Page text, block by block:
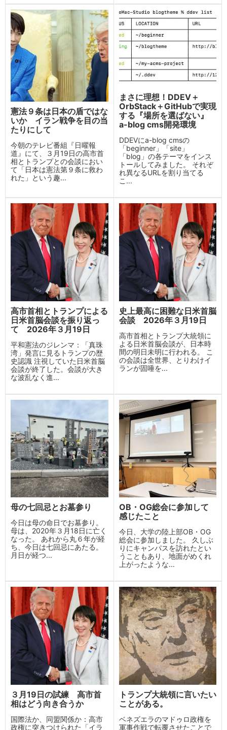
憲法９条は日本の盾ではな
いか イラン戦争を目の当
たりにして
今朝のテレビ番組『日曜報
道』にて、３月19日の高市首
相とトランプとの会談におい
て「日本は憲法第９条に救わ
れた」という趣...
まさに理想！DDEV＋
OrbStack＋GitHubで実現
する『場所を選ばない』
a-blog cms開発環境
DDEVにa-blog cmsの
「beginner」「site」
「blog」の各テーマをインス
トールしてみました。 それぞ
れ異なるURLを割り当てる
こ...
高市首相とトランプによる
日米首脳会談を振り返っ
て 2026年３月19日
平和憲法のジレンマ：「真珠
湾」発言に見るトランプの歴
史認識 注視していた日米首脳
会談が終了した。会談が大き
な波乱なく進...
史上最高に困難な日米首脳
会談 2026年３月19日
高市首相とトランプ大統領に
よる日米首脳会談が、日本時
間の明日未明に行われる。 こ
の会談は全世界、とりわけイ
ランが固唾を...
母の七回忌とお墓参り
今日は母の命日でお墓参り。
母は、2020年３月18日に亡く
なった。 あれから丸６年が経
ち、今日は七回忌にあたる。
月日が経つ...
OB・OG総会に参加して
感じたこと
今日、大学の陸上部OB・OG
総会に参加しました。 久しぶ
りにキャンパスを訪れたとい
うこともあり、地面がめくれ
上がったような...
３月19日の試練 高市首
相はどう向き合うか
国際法か、同盟関係か：高市
政権に突きつけられた「イラ
トランプ大統領に言いたい
ことがある。
ベネズエラのマドゥロ政権を
軍事作戦で転覆させたことで